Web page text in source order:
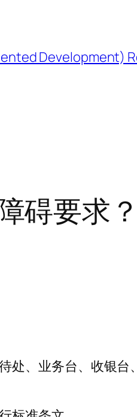
Development)
碍要求？
、业务台、收银台